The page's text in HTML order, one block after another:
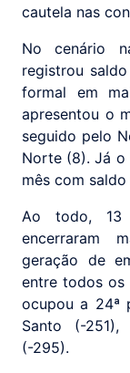
cautela nas
No cenário
registrou
formal em
apresentou o
seguido pelo
Norte (8). Já o
mês com
Ao todo, 13
encerraram
geração de
entre todos os
ocupou a 24ª
Santo (-
(-295).